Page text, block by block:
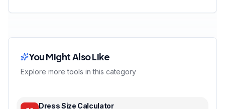
You Might Also Like
Explore more tools in this category
Dress Size Calculator